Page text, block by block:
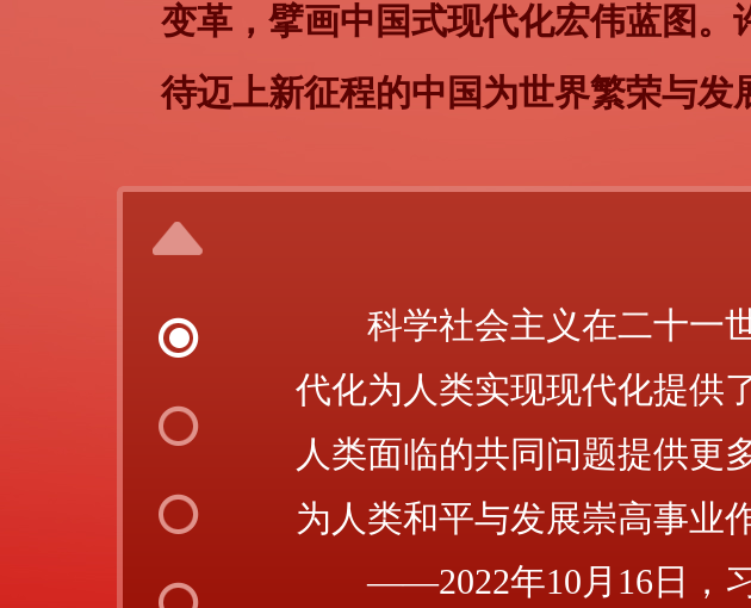
变革，擘画中国式现代化宏伟蓝图
待迈上新征程的中国为世界繁荣与发
——2022年10月16日，
所作的报告
科学社会主义在二十一
代化为人类实现现代化提供
人类面临的共同问题提供更
为人类和平与发展崇高事业
——2022年10月16日，